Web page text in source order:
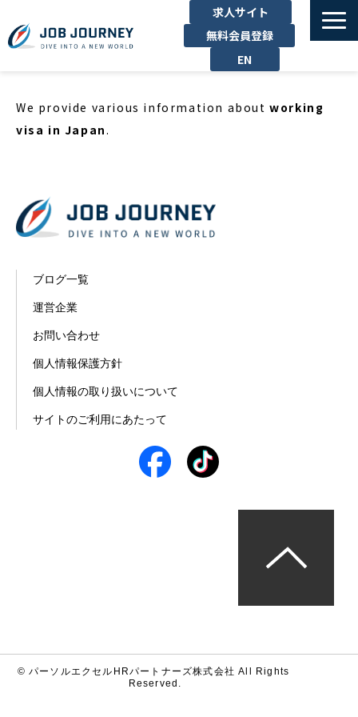
求人サイト
無料会員登録
EN
たのしむ
勉強する
運営企業
We provide various information about working
visa in Japan.
ブログ一覧
運営企業
お問い合わせ
個人情報保護方針
個人情報の取り扱いについて
サイトのご利用にあたって
© パーソルエクセルHRパートナーズ株式会社 All Rights
Reserved.